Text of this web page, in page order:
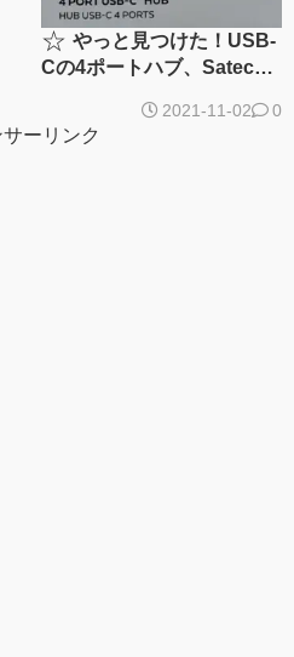
☆ やっと見つけた！USB-
Cの4ポートハブ、Satechi
2021-11-02 0
ーリンク